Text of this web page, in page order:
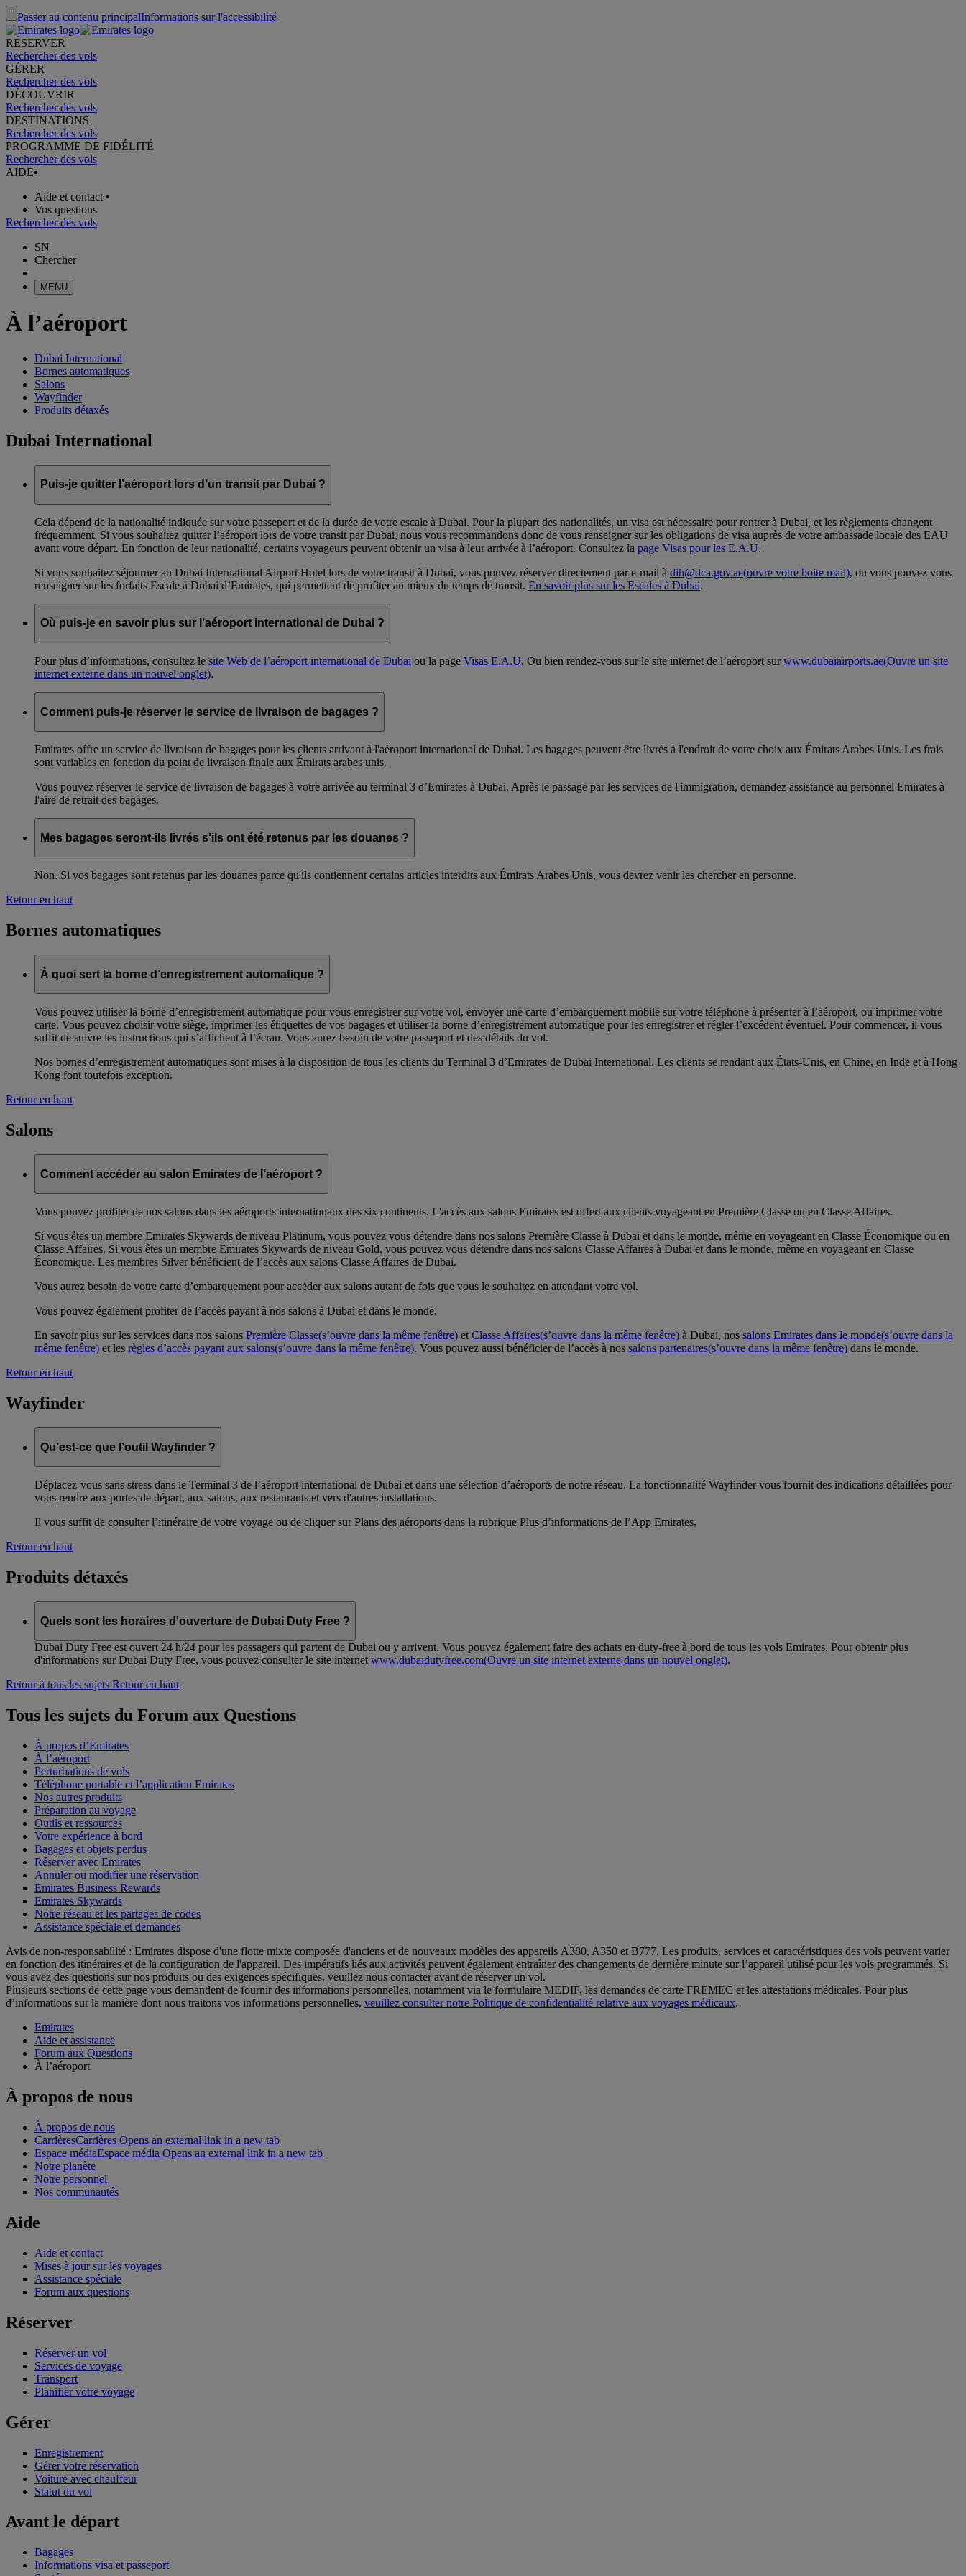
Passer au contenu principalInformations sur l'accessibilité
RÉSERVER
Rechercher des vols
GÉRER
Rechercher des vols
DÉCOUVRIR
Rechercher des vols
DESTINATIONS
Rechercher des vols
PROGRAMME DE FIDÉLITÉ
Rechercher des vols
AIDE•
Aide et contact •
Vos questions
Rechercher des vols
SN
Chercher
MENU
À l’aéroport
Dubai International
Bornes automatiques
Salons
Wayfinder
Produits détaxés
Dubai International
Puis-je quitter l’aéroport lors d’un transit par Dubai ?
Cela dépend de la nationalité indiquée sur votre passeport et de la durée de votre escale à Dubai. Pour la plupart des nationalités, un visa est nécessaire pour rentrer à Dubai, et les règlements changent
fréquemment. Si vous souhaitez quitter l’aéroport lors de votre transit par Dubai, nous vous recommandons donc de vous renseigner sur les obligations de visa auprès de votre ambassade locale des EAU
avant votre départ. En fonction de leur nationalité, certains voyageurs peuvent obtenir un visa à leur arrivée à l’aéroport. Consultez la page Visas pour les E.A.U.
Si vous souhaitez séjourner au Dubai International Airport Hotel lors de votre transit à Dubai, vous pouvez réserver directement par e-mail à dih@dca.gov.ae(ouvre votre boite mail), ou vous pouvez vous
renseigner sur les forfaits Escale à Dubai d’Emirates, qui permettent de profiter au mieux du temps de transit. En savoir plus sur les Escales à Dubai.
Où puis-je en savoir plus sur l’aéroport international de Dubai ?
Pour plus d’informations, consultez le site Web de l’aéroport international de Dubai ou la page Visas E.A.U. Ou bien rendez-vous sur le site internet de l’aéroport surwww.dubaiairports.ae(Ouvre un site
internet externe dans un nouvel onglet).
Comment puis-je réserver le service de livraison de bagages ?
Emirates offre un service de livraison de bagages pour les clients arrivant à l'aéroport international de Dubai. Les bagages peuvent être livrés à l'endroit de votre choix aux Émirats Arabes Unis. Les frais
sont variables en fonction du point de livraison finale aux Émirats arabes unis.
Vous pouvez réserver le service de livraison de bagages à votre arrivée au terminal 3 d’Emirates à Dubai. Après le passage par les services de l'immigration, demandez assistance au personnel Emirates à
l'aire de retrait des bagages.
Mes bagages seront-ils livrés s'ils ont été retenus par les douanes ?
Non. Si vos bagages sont retenus par les douanes parce qu'ils contiennent certains articles interdits aux Émirats Arabes Unis, vous devrez venir les chercher en personne.
Retour en haut
Bornes automatiques
À quoi sert la borne d’enregistrement automatique ?
Vous pouvez utiliser la borne d’enregistrement automatique pour vous enregistrer sur votre vol, envoyer une carte d’embarquement mobile sur votre téléphone à présenter à l’aéroport, ou imprimer votre
carte. Vous pouvez choisir votre siège, imprimer les étiquettes de vos bagages et utiliser la borne d’enregistrement automatique pour les enregistrer et régler l’excédent éventuel. Pour commencer, il vous
suffit de suivre les instructions qui s’affichent à l’écran. Vous aurez besoin de votre passeport et des détails du vol.
Nos bornes d’enregistrement automatiques sont mises à la disposition de tous les clients du Terminal 3 d’Emirates de Dubai International. Les clients se rendant aux États-Unis, en Chine, en Inde et à Hong
Kong font toutefois exception.
Retour en haut
Salons
Comment accéder au salon Emirates de l’aéroport ?
Vous pouvez profiter de nos salons dans les aéroports internationaux des six continents. L'accès aux salons Emirates est offert aux clients voyageant en Première Classe ou en Classe Affaires.
Si vous êtes un membre Emirates Skywards de niveau Platinum, vous pouvez vous détendre dans nos salons Première Classe à Dubai et dans le monde, même en voyageant en Classe Économique ou en
Classe Affaires. Si vous êtes un membre Emirates Skywards de niveau Gold, vous pouvez vous détendre dans nos salons Classe Affaires à Dubai et dans le monde, même en voyageant en Classe
Économique. Les membres Silver bénéficient de l’accès aux salons Classe Affaires de Dubai.
Vous aurez besoin de votre carte d’embarquement pour accéder aux salons autant de fois que vous le souhaitez en attendant votre vol.
Vous pouvez également profiter de l’accès payant à nos salons à Dubai et dans le monde.
En savoir plus sur les services dans nos salons Première Classe(s’ouvre dans la même fenêtre) etClasse Affaires(s’ouvre dans la même fenêtre) à Dubai, nos salons Emirates dans le monde(s’ouvre dans la
même fenêtre) et les règles d’accès payant aux salons(s’ouvre dans la même fenêtre). Vous pouvez aussi bénéficier de l’accès à nos salons partenaires(s’ouvre dans la même fenêtre) dans le monde.
Retour en haut
Wayfinder
Qu’est-ce que l’outil Wayfinder ?
Déplacez-vous sans stress dans le Terminal 3 de l’aéroport international de Dubai et dans une sélection d’aéroports de notre réseau. La fonctionnalité Wayfinder vous fournit des indications détaillées pour
vous rendre aux portes de départ, aux salons, aux restaurants et vers d'autres installations.
Il vous suffit de consulter l’itinéraire de votre voyage ou de cliquer sur Plans des aéroports dans la rubrique Plus d’informations de l’App Emirates.
Retour en haut
Produits détaxés
Quels sont les horaires d'ouverture de Dubai Duty Free ?
Dubai Duty Free est ouvert 24 h/24 pour les passagers qui partent de Dubai ou y arrivent. Vous pouvez également faire des achats en duty-free à bord de tous les vols Emirates. Pour obtenir plus
d'informations sur Dubai Duty Free, vous pouvez consulter le site internetwww.dubaidutyfree.com(Ouvre un site internet externe dans un nouvel onglet).
Retour à tous les sujets Retour en haut
Tous les sujets du Forum aux Questions
À propos d’Emirates
À l’aéroport
Perturbations de vols
Téléphone portable et l’application Emirates
Nos autres produits
Préparation au voyage
Outils et ressources
Votre expérience à bord
Bagages et objets perdus
Réserver avec Emirates
Annuler ou modifier une réservation
Emirates Business Rewards
Emirates Skywards
Notre réseau et les partages de codes
Assistance spéciale et demandes
Avis de non-responsabilité : Emirates dispose d'une flotte mixte composée d'anciens et de nouveaux modèles des appareils A380, A350 et B777. Les produits, services et caractéristiques des vols peuvent varier
en fonction des itinéraires et de la configuration de l'appareil. Des impératifs liés aux activités peuvent également entraîner des changements de dernière minute sur l’appareil utilisé pour les vols programmés. Si
vous avez des questions sur nos produits ou des exigences spécifiques, veuillez nous contacter avant de réserver un vol.
Plusieurs sections de cette page vous demandent de fournir des informations personnelles, notamment via le formulaire MEDIF, les demandes de carte FREMEC et les attestations médicales. Pour plus
d’informations sur la manière dont nous traitons vos informations personnelles, veuillez consulter notre Politique de confidentialité relative aux voyages médicaux.
Emirates
Aide et assistance
Forum aux Questions
À l’aéroport
À propos de nous
À propos de nous
CarrièresCarrières Opens an external link in a new tab
Espace médiaEspace média Opens an external link in a new tab
Notre planète
Notre personnel
Nos communautés
Aide
Aide et contact
Mises à jour sur les voyages
Assistance spéciale
Forum aux questions
Réserver
Réserver un vol
Services de voyage
Transport
Planifier votre voyage
Gérer
Enregistrement
Gérer votre réservation
Voiture avec chauffeur
Statut du vol
Avant le départ
Bagages
Informations visa et passeport